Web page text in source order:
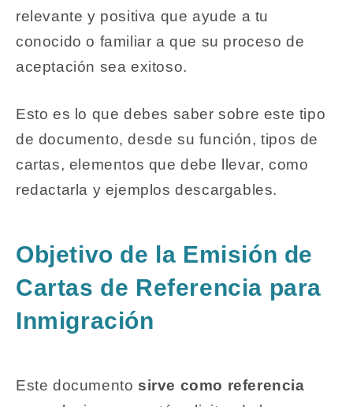
relevante y positiva que ayude a tu
conocido o familiar a que su proceso de
aceptación sea exitoso.
Esto es lo que debes saber sobre este tipo
de documento, desde su función, tipos de
cartas, elementos que debe llevar, como
redactarla y ejemplos descargables.
Objetivo de la Emisión de
Cartas de Referencia para
Inmigración
Este documento sirve como referencia